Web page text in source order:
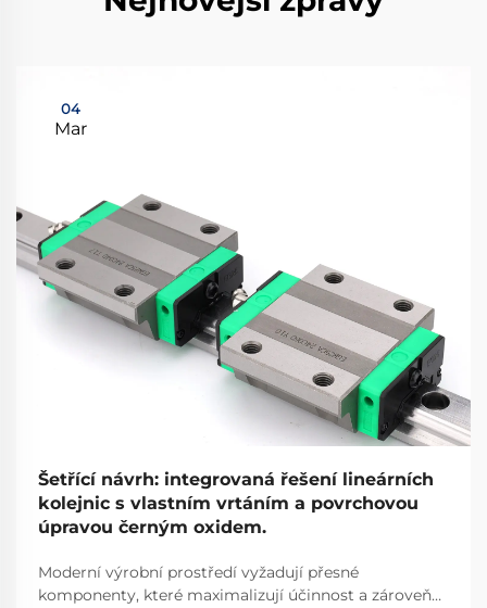
04
Mar
Šetřící návrh: integrovaná řešení lineárních
kolejnic s vlastním vrtáním a povrchovou
úpravou černým oxidem.
Moderní výrobní prostředí vyžadují přesné
komponenty, které maximalizují účinnost a zároveň